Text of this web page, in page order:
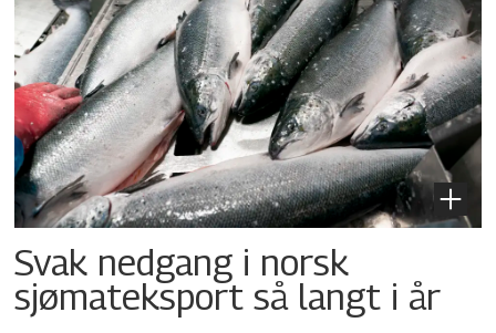
Svak nedgang i norsk
sjømateksport så langt i år